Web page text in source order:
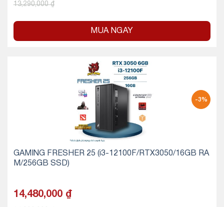
13,290,000₫
MUA NGAY
-3%
GAMING FRESHER 25 (i3-12100F/RTX3050/16GB RA
M/256GB SSD)
14,480,000 ₫